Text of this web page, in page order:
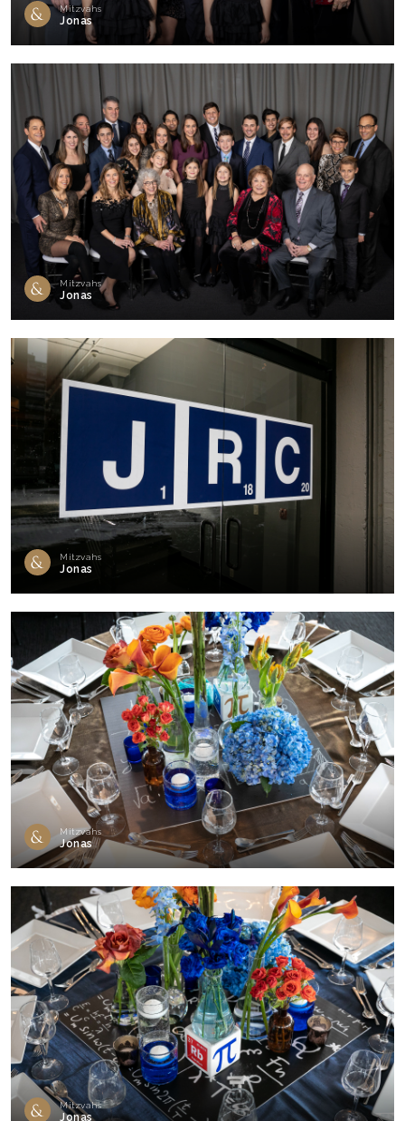
Mitzvahs
Jonas
Mitzvahs
Jonas
Mitzvahs
Jonas
Mitzvahs
Jonas
Mitzvahs
Jonas